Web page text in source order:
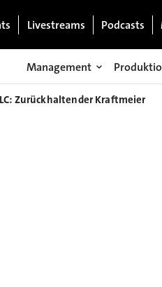
Livestreams Podcasts
Management
Zurückhaltender Kraftmeier